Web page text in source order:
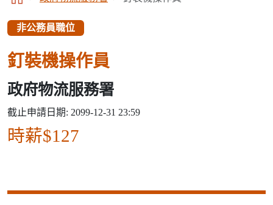
非公務員職位
釘裝機操作員
政府物流服務署
截止申請日期: 2099-12-31 23:59
時薪$127